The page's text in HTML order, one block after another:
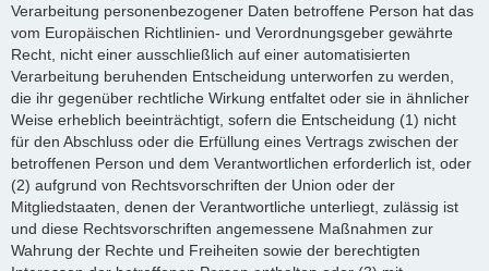
Verarbeitung personenbezogener Daten betroffene Person hat das
vom Europäischen Richtlinien- und Verordnungsgeber gewährte
Recht, nicht einer ausschließlich auf einer automatisierten
Verarbeitung beruhenden Entscheidung unterworfen zu werden,
die ihr gegenüber rechtliche Wirkung entfaltet oder sie in ähnlicher
Weise erheblich beeinträchtigt, sofern die Entscheidung (1) nicht
für den Abschluss oder die Erfüllung eines Vertrags zwischen der
betroffenen Person und dem Verantwortlichen erforderlich ist, oder
(2) aufgrund von Rechtsvorschriften der Union oder der
Mitgliedstaaten, denen der Verantwortliche unterliegt, zulässig ist
und diese Rechtsvorschriften angemessene Maßnahmen zur
Wahrung der Rechte und Freiheiten sowie der berechtigten